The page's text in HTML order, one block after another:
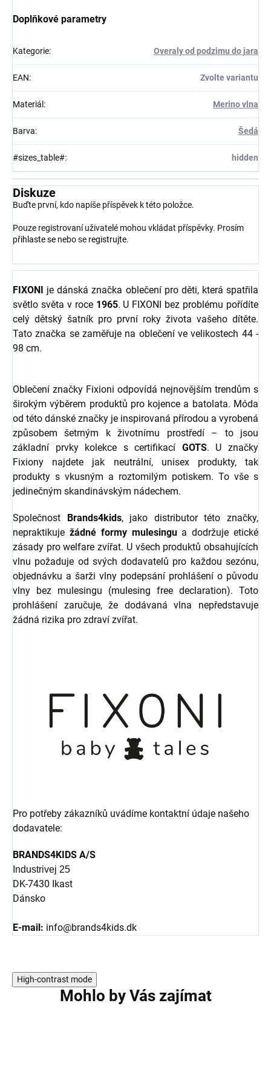
Doplňkové parametry
Kategorie: Overaly od podzimu do jara
EAN: Zvolte variantu
Materiál : Merino vlna
Barva: Šedá
#sizes_table#: hidden
Diskuze
Buďte první, kdo napíše příspěvek k této položce.
Pouze registrovaní uživatelé mohou vkládat příspěvky. Prosím
přihlaste se nebo se registrujte.
FIXONI je dánská značka oblečení pro děti, která spatřila
světlo světa v roce 1965. U FIXONI bez problému pořídíte
celý dětský šatník pro první roky života vašeho dítěte.
Tato značka se zaměřuje na oblečení ve velikostech 44 -
98 cm.
Oblečení značky Fixioni odpovídá nejnovějším trendům s
širokým výběrem produktů pro kojence a batolata. Móda
od této dánské značky je inspirovaná přírodou a vyrobená
způsobem šetrným k životnímu prostředí – to jsou
základní prvky kolekce s certifikací GOTS. U značky
Fixiony najdete jak neutrální, unisex produkty, tak
produkty s vkusným a roztomilým potiskem. To vše s
jedinečným skandinávským nádechem.
Společnost Brands4kids, jako distributor této značky,
nepraktikuje žádné formy mulesingua dodržuje etické
zásady pro welfare zvířat. U všech produktů obsahujících
vlnu požaduje od svých dodavatelů pro každou sezónu,
objednávku a šarži vlny podepsání prohlášení o původu
vlny bez mulesingu (mulesing free declaration). Toto
prohlášení zaručuje, že dodávaná vlna nepředstavuje
žádná rizika pro zdraví zvířat.
Pro potřeby zákazníků uvádíme kontaktní údaje našeho
dodavatele:
BRANDS4KIDS A/S
Industrivej 25
DK-7430 Ikast
Dánsko
E-mail: info@brands4kids.dk
High-contrast mode
Mohlo by Vás zajímat